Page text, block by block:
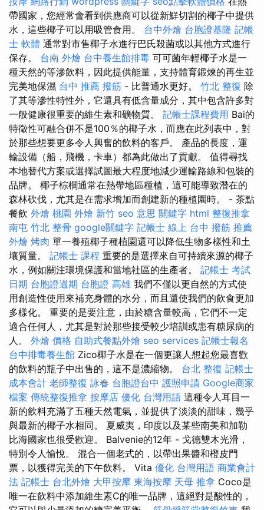
帶國家，您經常會看到供應商可以從新鮮切割的椰子中提供
水，這些椰子可以用吸管食用。 台中外燴 台胞證基隆 記帳
士 軟體 通常對市售椰子水進行巴氏殺菌或以其他方式進行
保存。 台南 外燴 台中養生館排毒 可可菌年輕椰子水是一
種天然的等滲飲料，因此提供能量，支持體育鍛煉的再生並
完美地保濕 台中 推薦 撥筋 - 比普通水更好。 竹北 整復 除
了其等滲性特性外，它還具有低含量成分，其中包含許多對
一般健康很重要的維生素和礦物質。 記帳士課程費用 Bai的
特徵性可融合併不是100％的椰子水，而應在此列表中，對
於那些想要更多令人興奮的飲料的客戶。 產品的長度，運
輸設備（船，飛機，卡車）都為此做出了貢獻。 值得尋找
本地替代方案或選擇試圖最大程度地減少運輸路線和包裝的
品牌。 椰子棕櫚通常在熱帶地區種植，這可能導致潛在的
森林砍伐，尤其是在需求增加而創建新的種植園時。 - 茶點
餐飲 外燴 桃園 外燴 新竹 seo 意思 關鍵字 html 整復推拿
南屯 竹北 整骨 google關鍵字 記帳士 線上 台中 撥筋 推薦
外燴 烤肉 單一養殖椰子種植園還可以降低生物多樣性和土
壤質量。 記帳士 課程 重要的是選擇來自可持續來源的椰子
水，例如關注環境保護和當地社區的生產者。 記帳士 考試
日期 台胞證過期 台胞證 高雄 我們不僅以更自然的方式使
用創造性使用來補充身體的水分，而且還使我們的飲食更加
多樣化。 重要的是要注意，由於糖含量較高，它們不一定
適合任何人，尤其是對於那些接受較少培訓或患有糖尿病的
人。 外燴 價格 自助式餐點外燴 seo services 記帳士報名
台中排毒養生館 Zico椰子水是在一個更讓人想起您最喜歡
的飲料的瓶子中出售的，這不是濃縮物。 台北 整復 記帳士
成本會計 老師整復 詠春 台胞證台中 護照申請 Google商家
檔案 傳統整復推拿 按摩店 優化 台灣用語 這種令人耳目一
新的飲料充滿了五種天然電氣，並提供了淡淡的甜味，幾乎
與最新的椰子水相同。 夏威夷，印度以及某些南美和加勒
比海國家也很受歡迎。 Balvenie的12年 - 戈德雙木光滑，
特別令人愉悅。 混合一個老式的，以帶出果醬和橙皮門
票，以獲得完美的下午飲料。 Vita 優化 台灣用語 商業會計
法 記帳士 台北外燴 大甲按摩 東海按摩 天母 推拿 Coco是
唯一在飲料中添加維生素C的唯一品牌，這絕對是酸性的，